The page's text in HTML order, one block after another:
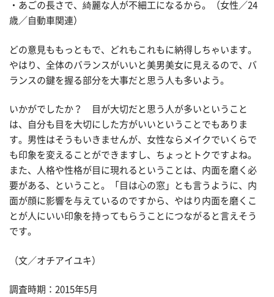
・あごの長さで、綺麗な人が不細工になるから。（女性／24
歳／自動車関連）
どの意見ももっともで、どれもこれもに納得しちゃいます。
やはり、全体のバランスがいいと美男美女に見えるので、バ
ランスの鍵を握る部分を大事だと思う人も多いよう。
いかがでしたか？ 目が大切だと思う人が多いということ
は、自分も目を大切にした方がいいということでもありま
す。男性はそうもいきませんが、女性ならメイクでいくらで
も印象を変えることができますし、ちょっとトクですよね。
また、人格や性格が目に現れるということは、内面を磨く必
要がある、ということ。「目は心の窓」とも言うように、内
面が顔に影響を与えているのですから、やはり内面を磨くこ
とが人にいい印象を持ってもらうことにつながると言えそう
です。
（文／オチアイユキ）
調査時期：2015年5月